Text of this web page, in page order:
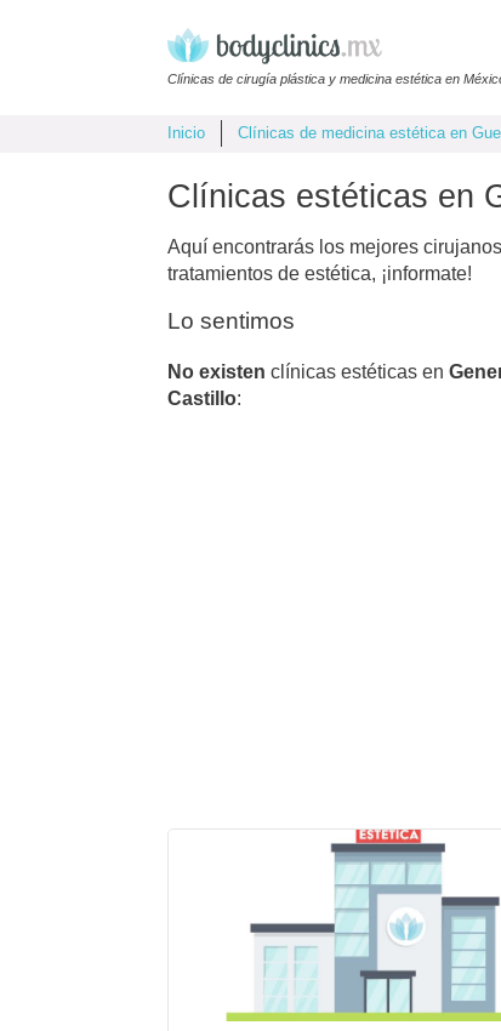
Clínicas de cirugía plástica y medicina estética en
Inicio Clínicas de medicina estética en
Clínicas estéticas en
Aquí encontrarás los mejores
tratamientos de estética, ¡informate!
Lo sentimos
No existen clínicas estéticas en
Castillo: